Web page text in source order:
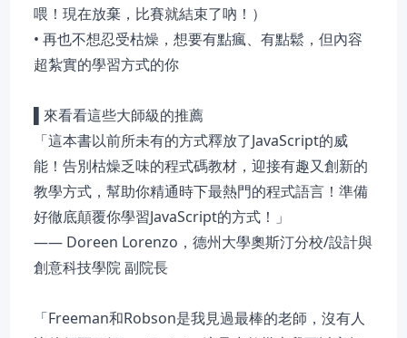
喂！現在放棄，比賽就結束了吶！）
• 再也不想忍受枯燥，想要有點瘋、有點鬆，但內容
超紮實的學習方式的你
▌來看看這些大師級的推薦
「這本書以前所未有的方式釋放了JavaScript的威
能！告別枯燥乏味的程式碼教材，迎接有趣又創新的
教學方式，幫助你精通時下最熱門的程式語言！準備
好徹底顛覆你學習JavaScript的方式！」
—— Doreen Lorenzo，德州大學奧斯汀分校/設計與
創意科技學院 副院長
「Freeman和Robson是我見過最棒的老師，沒有人